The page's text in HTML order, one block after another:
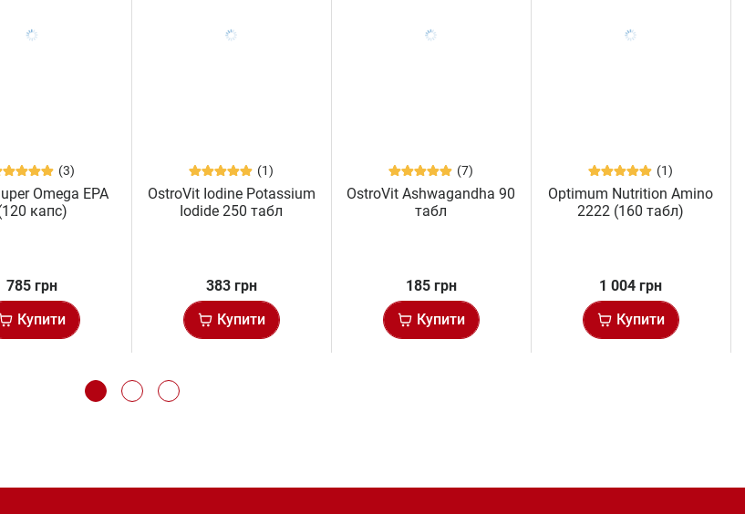
(3)
Omega EPA
капс)
785 грн
Купити
(1)
OstroVit Iodine Potassium
Iodide 250 табл
383 грн
Купити
(7)
OstroVit Ashwagandha 90
табл
185 грн
Купити
(1)
Optimum Nutrition Amino
2222 (160 табл)
1 004 грн
Купити